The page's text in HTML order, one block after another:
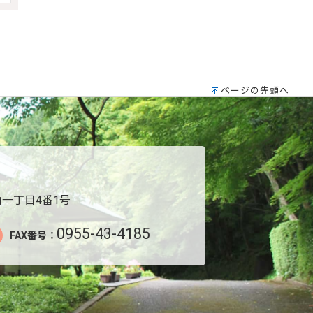
ページの先頭へ
丁目4番1号
FAX番号： 0955-43-4185